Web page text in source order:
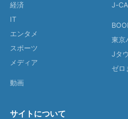
経済
IT
エンタメ
スポーツ
メディア
動画
J-
東京
Jタ
ゼロ
サイトについて